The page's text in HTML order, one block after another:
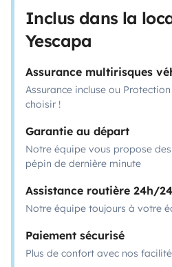
Inclus dans la
Yescapa
Assurance multirisques
Assurance incluse ou
choisir !
Garantie au départ
Notre équipe vous propose
pépin de dernière minute
Assistance routière 24h/
Notre équipe toujours à votre
Paiement sécurisé
Plus de confort avec nos